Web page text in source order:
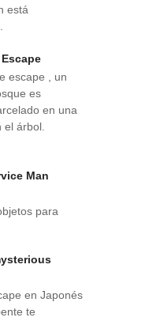
está
escape , un
es
en una
el árbol.
Man
para
en Japonés
te